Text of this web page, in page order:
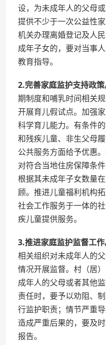
设，为未成年人的父母
提供不少于一次公益性
机关办理离婚登记及人
成年子女的，要对当事
教育指导。
2.完善家庭监护支持政策
期制度和哺乳时间相关
开展育儿假试点。加强
科学育儿能力。有条件
和残疾儿童、非生父母
公共服务方面给予优惠
对符合当地住房保障条
根据其未成年子女数量
顾。推进儿童福利机构
社会工作服务于一体的
疾儿童提供服务。
3.推进家庭监护监督工作
相关组织对未成年人的
情况开展监督。村（居
成年人的父母或者其他
责任时，要予以劝阻、
行监护职责；情节严重
造成严重后果的，要及
报告。